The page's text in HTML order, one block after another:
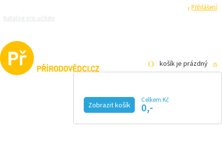
Přihlášení
Katalog pro učitele
košík je prázdný
Zobrazit košík
Celkem Kč
0,-